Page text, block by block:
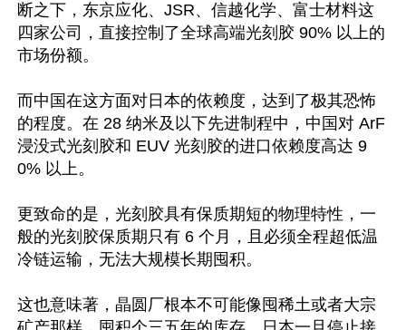
断之下，东京应化、JSR、信越化学、富士材料这
四家公司，直接控制了全球高端光刻胶 90% 以上的
市场份额。
而中国在这方面对日本的依赖度，达到了极其恐怖
的程度。在 28 纳米及以下先进制程中，中国对 ArF
浸没式光刻胶和 EUV 光刻胶的进口依赖度高达 9
0% 以上。
更致命的是，光刻胶具有保质期短的物理特性，一
般的光刻胶保质期只有 6 个月，且必须全程超低温
冷链运输，无法大规模长期囤积。
这也意味著，晶圆厂根本不可能像囤稀土或者大宗